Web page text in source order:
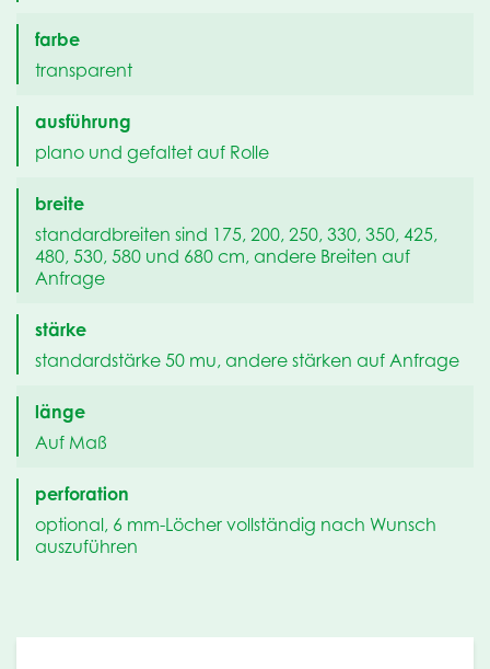
farbe
transparent
ausführung
plano und gefaltet auf Rolle
breite
standardbreiten sind 175, 200, 250, 330, 350, 425,
480, 530, 580 und 680 cm, andere Breiten auf
Anfrage
stärke
standardstärke 50 mu, andere stärken auf Anfrage
länge
Auf Maß
perforation
optional, 6 mm-Löcher vollständig nach Wunsch
auszuführen